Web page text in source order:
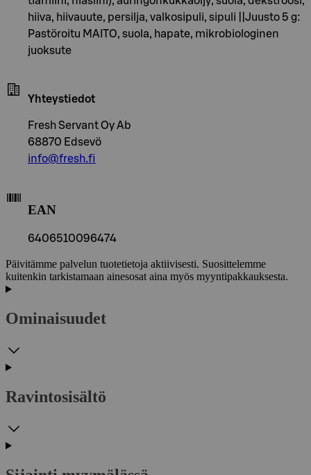
hiiva, hiivauute, persilja, valkosipuli, sipuli ||Juusto 5 g:
Pastöroitu MAITO, suola, hapate, mikrobiologinen
juoksute
Yhteystiedot
Fresh Servant Oy Ab
68870 Edsevö
info@fresh.fi
EAN
6406510096474
Päivitämme palvelun tuotetietoja aktiivisesti. Suosittelemme
kuitenkin tarkistamaan ainesosat aina myös myyntipakkauksesta.
Ominaisuudet
Ravintosisältö